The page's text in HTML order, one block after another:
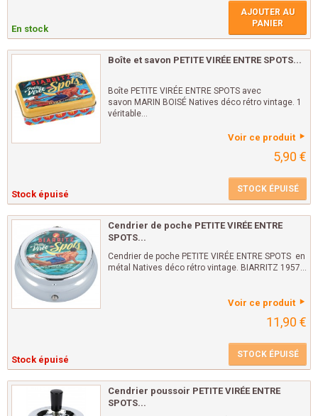
En stock
AJOUTER AU
PANIER
Boîte et savon PETITE VIRÉE ENTRE SPOTS...
Boîte PETITE VIRÉE ENTRE SPOTS avec
savon MARIN BOISÉ Natives déco rétro vintage. 1
véritable...
Voir ce produit
5,90 €
Stock épuisé STOCK ÉPUISÉ
Cendrier de poche PETITE VIRÉE ENTRE
SPOTS...
Cendrier de poche PETITE VIRÉE ENTRE SPOTS en
métal Natives déco rétro vintage. BIARRITZ 1957...
Voir ce produit
11,90 €
Stock épuisé STOCK ÉPUISÉ
Cendrier poussoir PETITE VIRÉE ENTRE
SPOTS...